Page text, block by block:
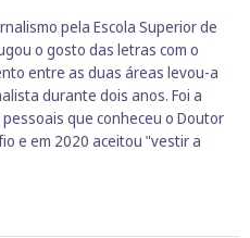
pela Escola Superior de
o gosto das letras com o
entre as duas áreas levou-a
durante dois anos. Foi a
que conheceu o Doutor
e em 2020 aceitou "vestir a